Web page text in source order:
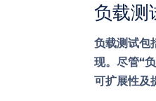
负载测
负载测试包
现。尽管“
可扩展性及